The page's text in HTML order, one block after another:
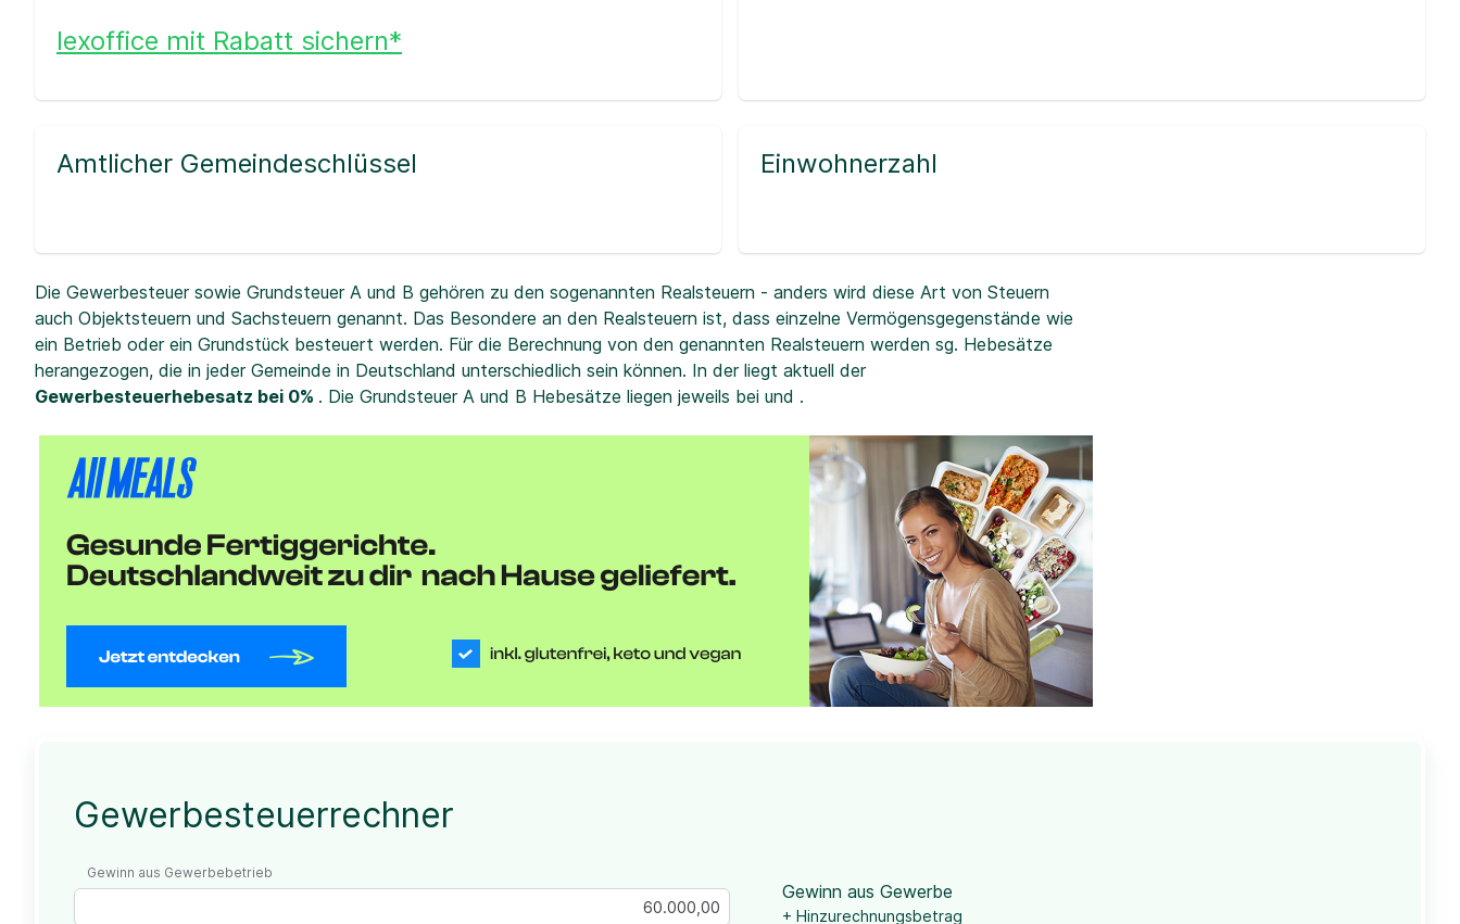
lexoffice mit Rabatt sichern*
Amtlicher Gemeindeschlüssel Einwohnerzahl
Die Gewerbesteuer sowie Grundsteuer A und B gehören zu den sogenannten Realsteuern - anders wird diese Art von Steuern
auch Objektsteuern und Sachsteuern genannt. Das Besondere an den Realsteuern ist, dass einzelne Vermögensgegenstände wie
ein Betrieb oder ein Grundstück besteuert werden. Für die Berechnung von den genannten Realsteuern werden sg. Hebesätze
herangezogen, die in jeder Gemeinde in Deutschland unterschiedlich sein können. In der liegt aktuell der
Gewerbesteuerhebesatz bei 0% . Die Grundsteuer A und B Hebesätze liegen jeweils bei und .
Gewerbesteuerrechner
Gewinn aus Gewerbebetrieb
Gewinn aus Gewerbe
+ Hinzurechnungsbetrag